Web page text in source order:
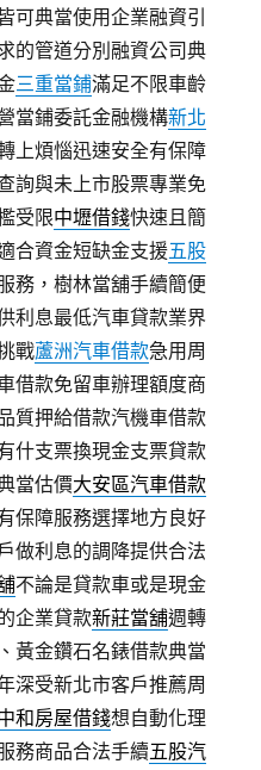
可典當使用企業融資引
的管道分別融資公司典
三重當鋪滿足不限車齡
當鋪委託金融機構新北
上煩惱迅速安全有保障
詢與未上市股票專業免
受限中壢借錢快速且簡
合資金短缺金支援五股
務，樹林當舖手續簡便
利息最低汽車貸款業界
戰蘆洲汽車借款急用周
借款免留車辦理額度商
質押給借款汽機車借款
什支票換現金支票貸款
當估價大安區汽車借款
保障服務選擇地方良好
做利息的調降提供合法
不論是貸款車或是現金
企業貸款新莊當舖週轉
黃金鑽石名錶借款典當
深受新北市客戶推薦周
和房屋借錢想自動化理
務商品合法手續五股汽